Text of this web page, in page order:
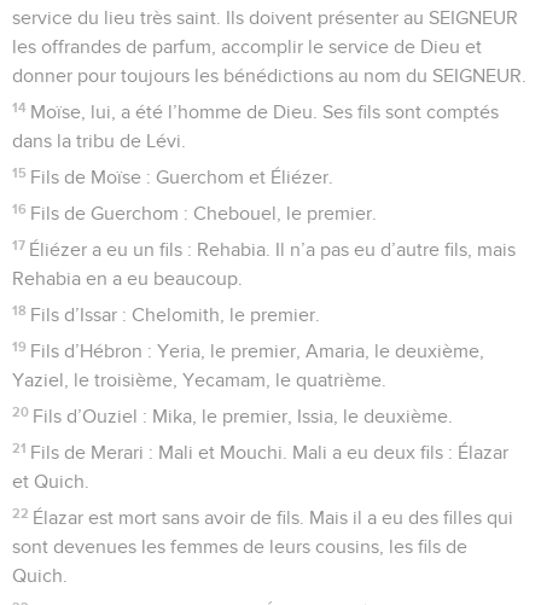
service du lieu très saint. Ils doivent présenter au SEIGNEUR
les offrandes de parfum, accomplir le service de Dieu et
donner pour toujours les bénédictions au nom du SEIGNEUR.
14 Moïse, lui, a été l’homme de Dieu. Ses fils sont comptés
dans la tribu de Lévi.
15 Fils de Moïse : Guerchom et Éliézer.
16 Fils de Guerchom : Chebouel, le premier.
17 Éliézer a eu un fils : Rehabia. Il n’a pas eu d’autre fils, mais
Rehabia en a eu beaucoup.
18 Fils d’Issar : Chelomith, le premier.
19 Fils d’Hébron : Yeria, le premier, Amaria, le deuxième,
Yaziel, le troisième, Yecamam, le quatrième.
20 Fils d’Ouziel : Mika, le premier, Issia, le deuxième.
21 Fils de Merari : Mali et Mouchi. Mali a eu deux fils : Élazar
et Quich.
22 Élazar est mort sans avoir de fils. Mais il a eu des filles qui
sont devenues les femmes de leurs cousins, les fils de
Quich.